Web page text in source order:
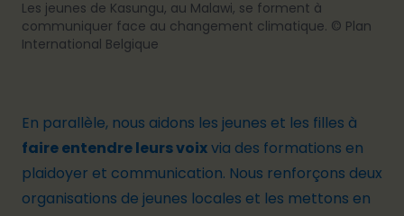
Les jeunes de Kasungu, au Malawi, se forment à
communiquer face au changement climatique. © Plan
International Belgique
En parallèle, nous aidons les jeunes et les filles à
faire entendre leurs voixvia des formations en
plaidoyer et communication. Nous renforçons deux
organisations de jeunes locales et les mettons en